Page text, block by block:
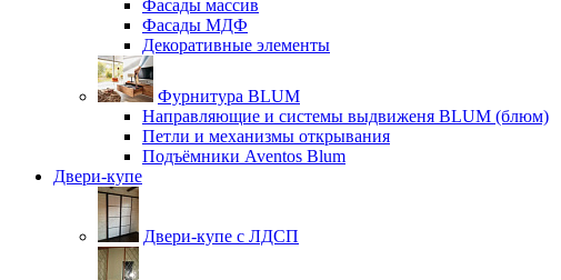
Фасады массив
Фасады МДФ
Декоративные элементы
Фурнитура BLUM
Направляющие и системы выдвиженя BLUM (блюм)
Петли и механизмы открывания
Подъёмники Aventos Blum
Двери-купе
Двери-купе с ЛДСП